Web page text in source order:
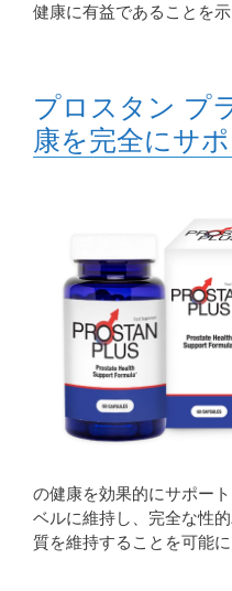
健康に有益であることを示
プロスタン プ
康を完全にサポ
の健康を効果的にサポー
ベルに維持し、完全な性
質を維持することを可能に